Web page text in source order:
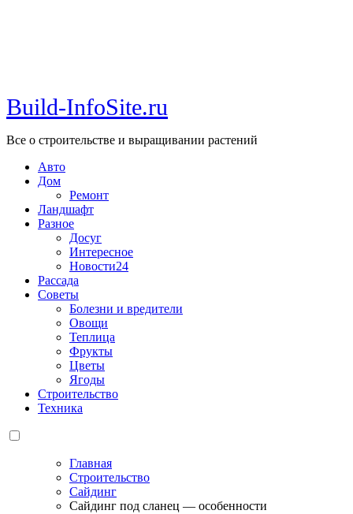
Build-InfoSite.ru
Все о строительстве и выращивании растений
Авто
Дом
Ремонт
Ландшафт
Разное
Досуг
Интересное
Новости24
Рассада
Советы
Болезни и вредители
Овощи
Теплица
Фрукты
Цветы
Ягоды
Строительство
Техника
Главная
Строительство
Сайдинг
Сайдинг под сланец — особенности